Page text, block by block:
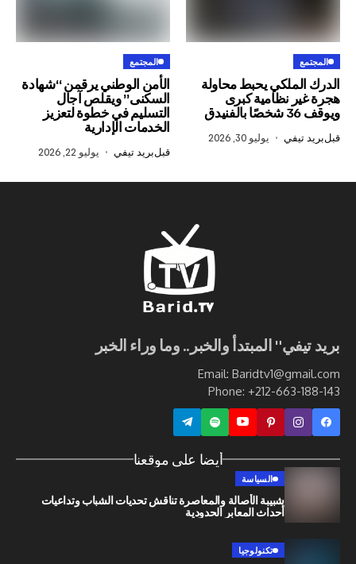
يحبط محاولة
نظامية كبرى
يوليو 30, 2026
الأمن الوطني يرقمن “شهادة
السكنى” ويقلص آجال
التسليم في خطوة لتعزيز
الخدمات الإدارية
يوليو 22, 2026
المبتدأ والخبر.. وما وراء الخبر
Email:
Phone: +212-
أيضا على موقعنا
شبيبة الأصالة والمعاصرة تناقش تحديات الشباب وتداعيات
أحداث المعابر الحدودية